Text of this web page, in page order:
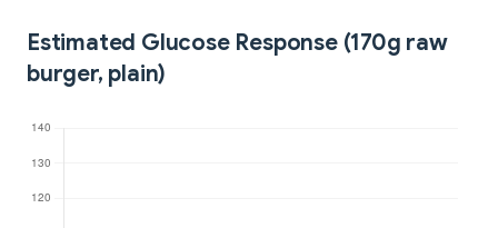
Estimated Glucose Response (170g raw
burger, plain)